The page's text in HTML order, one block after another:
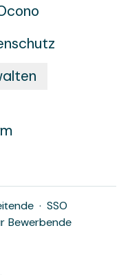
· SSO
Bewerbende